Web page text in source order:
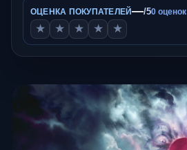
ОЦЕНКА ПОКУПАТЕЛЕЙ—/50 оценок
★ ★ ★ ★ ★